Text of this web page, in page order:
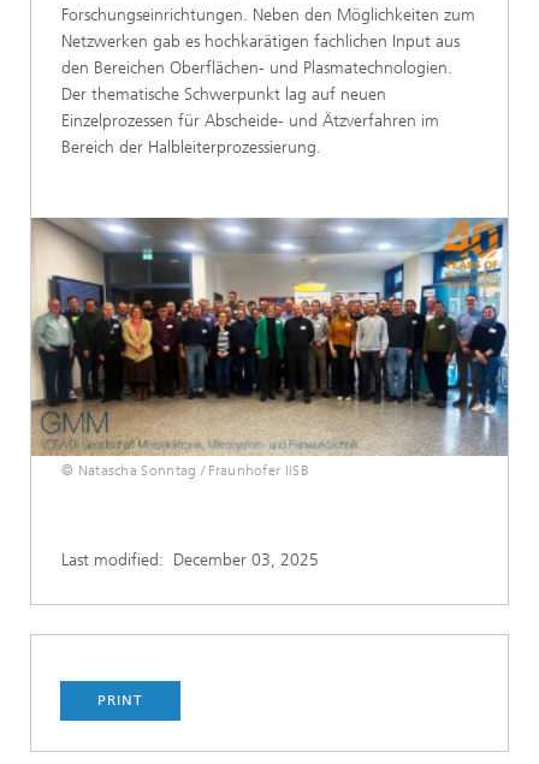
Forschungseinrichtungen. Neben den Möglichkeiten zum
Netzwerken gab es hochkarätigen fachlichen Input aus
den Bereichen Oberflächen- und Plasmatechnologien.
Der thematische Schwerpunkt lag auf neuen
Einzelprozessen für Abscheide- und Ätzverfahren im
Bereich der Halbleiterprozessierung.
© Natascha Sonntag / Fraunhofer IISB
Last modified: December 03, 2025
PRINT